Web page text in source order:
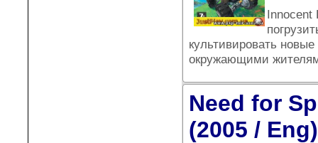
Innocent
культивировать
окружающими
Need for
(2005 / Eng)